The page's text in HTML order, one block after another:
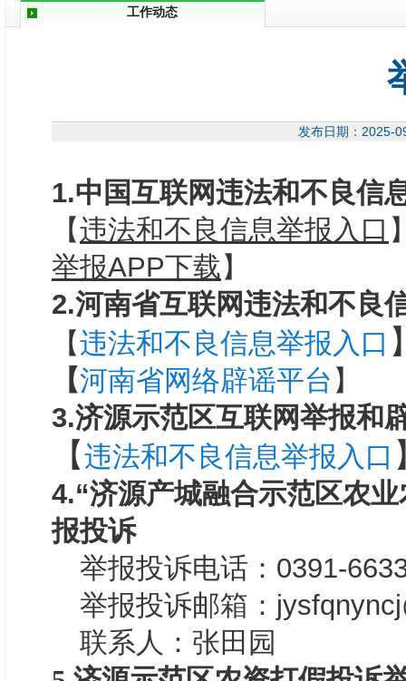
工作动态
发布日期：
1.中国互联网违法和不良信
【违法和不良信息举报入口
举报APP下载】
2.河南省互联网违法和不良
【违法和不良信息举报入口
【河南省网络辟谣平台 】
3.济源示范区互联网举报和
【 违法和不良信息举报入口
4.“济源产城融合示范区农
报投诉
举报投诉电话：0391-
举报投诉邮箱：
联系人：张田园